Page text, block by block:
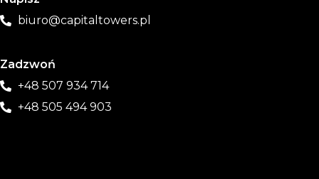
biuro@capitaltowers.pl
Zadzwoń
+48 507 934 714
+48 505 494 903